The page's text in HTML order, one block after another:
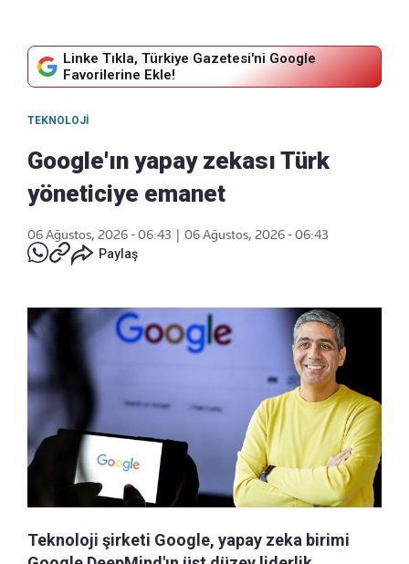
Linke Tıkla, Türkiye Gazetesi'ni Google
Favorilerine Ekle!
TEKNOLOJI
Google'ın yapay zekası Türk
yöneticiye emanet
06 Ağustos, 2026 - 06:43
06 Ağustos, 2026 - 06:43
Paylaş
Teknoloji şirketi Google, yapay zeka birimi